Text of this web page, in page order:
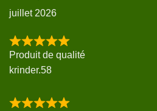
juillet 2026
Produit de qualité
krinder.58